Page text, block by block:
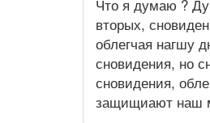
Что я думаю ?
вторых,
облегчая нагшу
сновидения, но
сновидения,
защищиают наш